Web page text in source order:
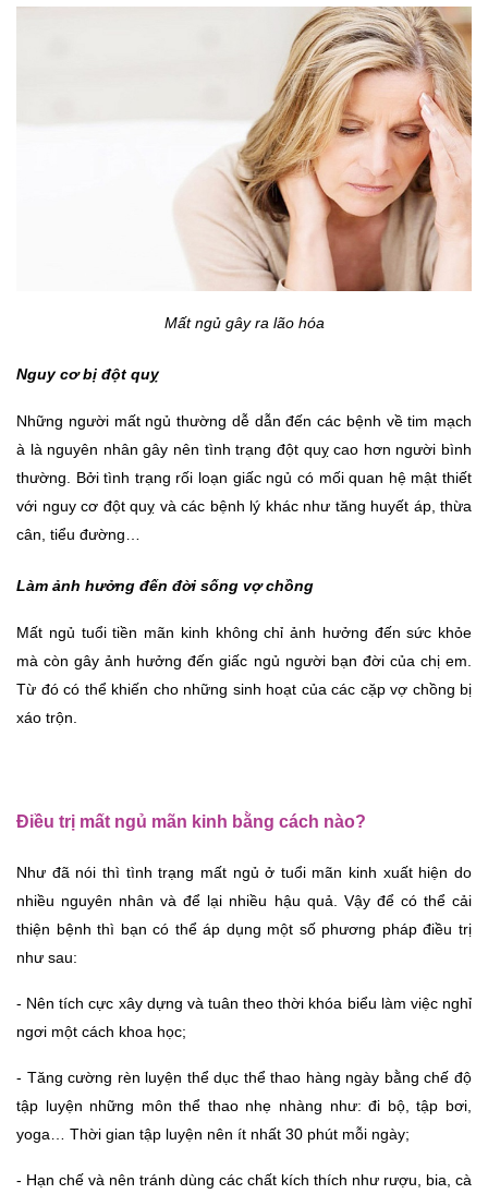
Mất ngủ gây ra lão hóa
Nguy cơ bị đột quỵ
Những người mất ngủ thường dễ dẫn đến các bệnh về tim mạch
à là nguyên nhân gây nên tình trạng đột quỵ cao hơn người bình
thường. Bởi tình trạng rối loạn giấc ngủ có mối quan hệ mật thiết
với nguy cơ đột quỵ và các bệnh lý khác như tăng huyết áp, thừa
cân, tiểu đường…
Làm ảnh hưởng đến đời sống vợ chồng
Mất ngủ tuổi tiền mãn kinh không chỉ ảnh hưởng đến sức khỏe
mà còn gây ảnh hưởng đến giấc ngủ người bạn đời của chị em.
Từ đó có thể khiến cho những sinh hoạt của các cặp vợ chồng bị
xáo trộn.
Điều trị mất ngủ mãn kinh bằng cách nào?
Như đã nói thì tình trạng mất ngủ ở tuổi mãn kinh xuất hiện do
nhiều nguyên nhân và để lại nhiều hậu quả. Vậy để có thể cải
thiện bệnh thì bạn có thể áp dụng một số phương pháp điều trị
như sau:
- Nên tích cực xây dựng và tuân theo thời khóa biểu làm việc nghỉ
ngơi một cách khoa học;
- Tăng cường rèn luyện thể dục thể thao hàng ngày bằng chế độ
tập luyện những môn thể thao nhẹ nhàng như: đi bộ, tập bơi,
yoga… Thời gian tập luyện nên ít nhất 30 phút mỗi ngày;
- Hạn chế và nên tránh dùng các chất kích thích như rượu, bia, cà